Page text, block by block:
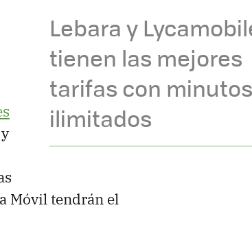
Lebara y
tienen las mejores
tarifas con minutos
ilimitados
y
Móvil tendrán el